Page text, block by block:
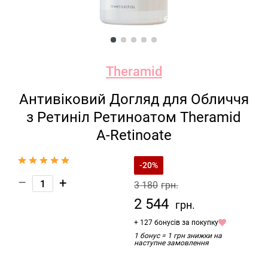
Theramid
Антивіковий Догляд для Обличчя
з Ретиніл Ретиноатом Theramid
A-Retinoate
– +
-20%
3 180 грн.
2 544 грн.
+ 127 бонусів за покупку
1 бонус = 1 грн знижки на
наступне замовлення